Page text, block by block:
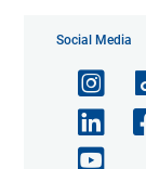
Social Media